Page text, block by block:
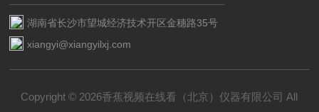
湖南省长沙市望城经济技术开区金穗路35号
xiangyi@xiangyilxj.com
Copyright © 2026香蕉视频在线看（北京）仪器有限公司 All